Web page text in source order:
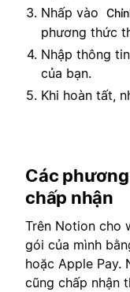
Nhấp vào
phương thức
Nhập thông
của bạn.
Khi hoàn tất,
Các
chấp nhận
Trên Notion cho
gói của mình
hoặc Apple Pay.
cũng chấp nhận